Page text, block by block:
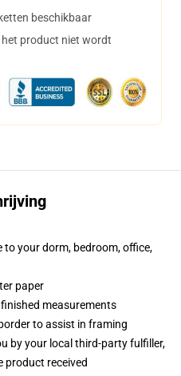
beschikbaar
product niet wordt
to your dorm, bedroom, office,
paper
measurements
to assist in framing
by your local third-party fulfiller,
product received